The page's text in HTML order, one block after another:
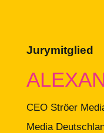
Jurymitglied
CEO Ströer
Media